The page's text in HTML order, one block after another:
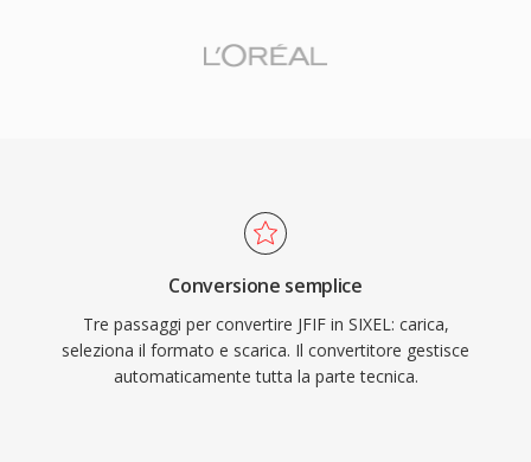
Conversione semplice
Tre passaggi per convertire JFIF in SIXEL: carica,
seleziona il formato e scarica. Il convertitore gestisce
automaticamente tutta la parte tecnica.